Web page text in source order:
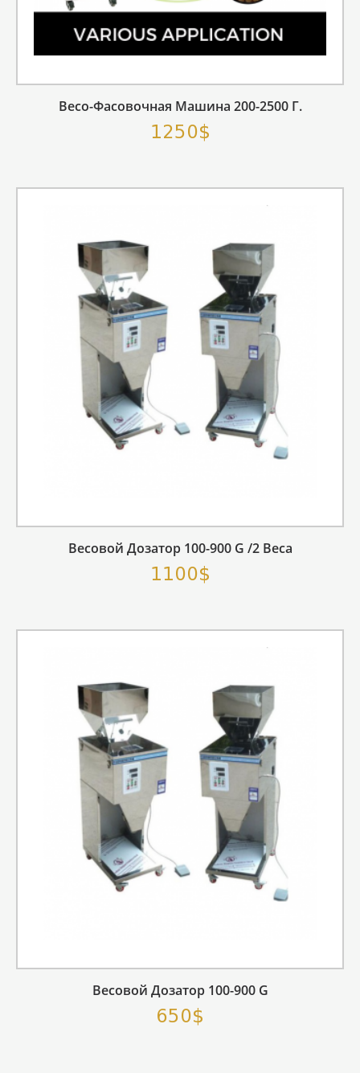
Весо-Фасовочная Машина 200-2500 Г.
1250$
Весовой Дозатор 100-900 G /2 Веса
1100$
Весовой Дозатор 100-900 G
650$